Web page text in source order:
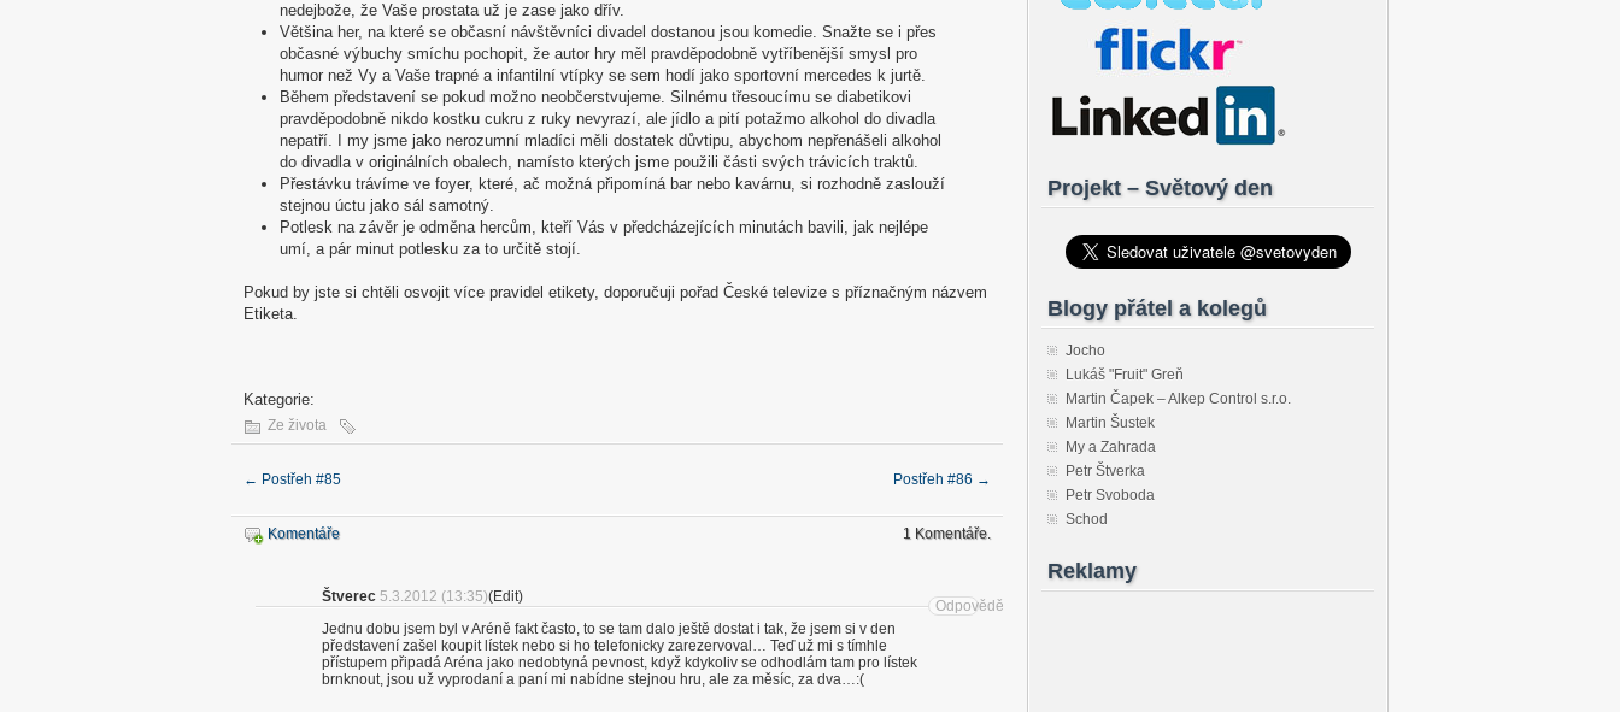
nedejbože, že Vaše prostata už je zase jako dřív.
Většina her, na které se občasní návštěvníci divadel dostanou jsou komedie. Snažte se i přes
občasné výbuchy smíchu pochopit, že autor hry měl pravděpodobně vytříbenější smysl pro
humor než Vy a Vaše trapné a infantilní vtípky se sem hodí jako sportovní mercedes k jurtě.
Během představení se pokud možno neobčerstvujeme. Silnému třesoucímu se diabetikovi
pravděpodobně nikdo kostku cukru z ruky nevyrazí, ale jídlo a pití potažmo alkohol do divadla
nepatří. I my jsme jako nerozumní mladíci měli dostatek důvtipu, abychom nepřenášeli alkohol
do divadla v originálních obalech, namísto kterých jsme použili části svých trávicích traktů.
Přestávku trávíme ve foyer, které, ač možná připomíná bar nebo kavárnu, si rozhodně zaslouží
stejnou úctu jako sál samotný.
Potlesk na závěr je odměna hercům, kteří Vás v předcházejících minutách bavili, jak nejlépe
umí, a pár minut potlesku za to určitě stojí.
Pokud by jste si chtěli osvojit více pravidel etikety, doporučuji pořad České televize s příznačným názvem
Etiketa.
Kategorie:
Ze života
← Postřeh #85 Postřeh #86 →
Komentáře 1 Komentáře.
Štverec 5.3.2012 (13:35)(Edit)
Jednu dobu jsem byl v Aréně fakt často, to se tam dalo ještě dostat i tak, že jsem si v den
představení zašel koupit lístek nebo si ho telefonicky zarezervoval… Teď už mi s tímhle
přístupem připadá Aréna jako nedobtyná pevnost, když kdykoliv se odhodlám tam pro lístek
brnknout, jsou už vyprodaní a paní mi nabídne stejnou hru, ale za měsíc, za dva…:(
Odpovědět
Projekt – Světový den
Blogy přátel a kolegů
Jocho
Lukáš "Fruit" Greň
Martin Čapek – Alkep Control s.r.o.
Martin Šustek
My a Zahrada
Petr Štverka
Petr Svoboda
Schod
Reklamy